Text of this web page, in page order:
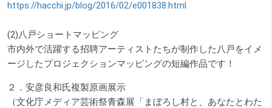
https://hacchi.jp/blog/2016/02/e001838.html
(2)八戸ショートマッピング
市内外で活躍する招聘アーティストたちが制作した八戸をイメ
ージしたプロジェクションマッピングの短編作品です！
２．安彦良和氏複製原画展示
（文化庁メディア芸術祭青森展「まぼろし村と、あなたとわた